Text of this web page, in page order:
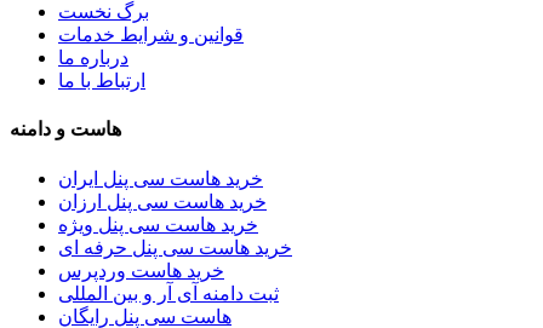
برگ نخست
قوانین و شرایط خدمات
درباره ما
ارتباط با ما
هاست و دامنه
خرید هاست سی پنل ایران
خرید هاست سی پنل ارزان
خرید هاست سی پنل ویژه
خرید هاست سی پنل حرفه ای
خرید هاست وردپرس
ثبت دامنه آی آر و بین المللی
هاست سی پنل رایگان